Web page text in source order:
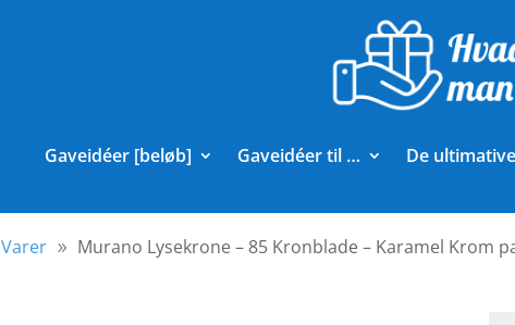
Gaveidéer [beløb] Gaveidéer til … De
Varer Murano Lysekrone – 85 Kronblade – Karamel Krom